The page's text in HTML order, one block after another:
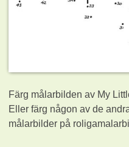
Färg målarbilden av My
Eller färg någon av de
målarbilder på